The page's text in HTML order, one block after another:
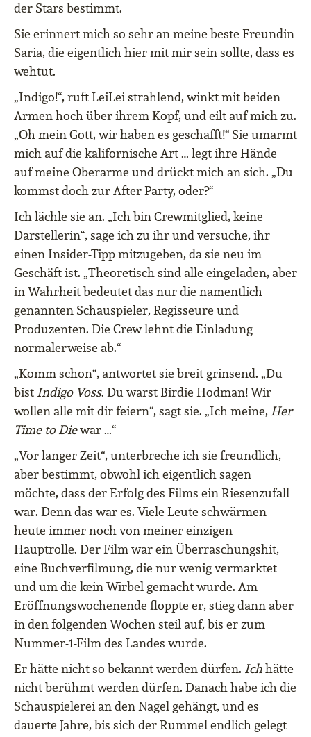
der Stars bestimmt.
Sie erinnert mich so sehr an meine beste Freundin
Saria, die eigentlich hier mit mir sein sollte, dass es
wehtut.
„Indigo!“, ruft LeiLei strahlend, winkt mit beiden
Armen hoch über ihrem Kopf, und eilt auf mich zu.
„Oh mein Gott, wir haben es geschafft!“ Sie umarmt
mich auf die kalifornische Art … legt ihre Hände
auf meine Oberarme und drückt mich an sich. „Du
kommst doch zur After-Party, oder?“
Ich lächle sie an. „Ich bin Crewmitglied, keine
Darstellerin“, sage ich zu ihr und versuche, ihr
einen Insider-Tipp mitzugeben, da sie neu im
Geschäft ist. „Theoretisch sind alle eingeladen, aber
in Wahrheit bedeutet das nur die namentlich
genannten Schauspieler, Regisseure und
Produzenten. Die Crew lehnt die Einladung
normalerweise ab.“
„Komm schon“, antwortet sie breit grinsend. „Du
bist Indigo Voss. Du warst Birdie Hodman! Wir
wollen alle mit dir feiern“, sagt sie. „Ich meine, Her
Time to Diewar …“
„Vor langer Zeit“, unterbreche ich sie freundlich,
aber bestimmt, obwohl ich eigentlich sagen
möchte, dass der Erfolg des Films ein Riesenzufall
war. Denn das war es. Viele Leute schwärmen
heute immer noch von meiner einzigen
Hauptrolle. Der Film war ein Überraschungshit,
eine Buchverfilmung, die nur wenig vermarktet
und um die kein Wirbel gemacht wurde. Am
Eröffnungswochenende floppte er, stieg dann aber
in den folgenden Wochen steil auf, bis er zum
Nummer-1-Film des Landes wurde.
Er hätte nicht so bekannt werden dürfen. Ichhätte
nicht berühmt werden dürfen. Danach habe ich die
Schauspielerei an den Nagel gehängt, und es
dauerte Jahre, bis sich der Rummel endlich gelegt